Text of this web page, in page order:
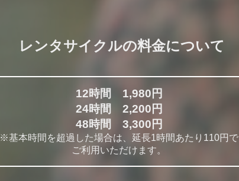
レンタサイクルの料金について
12時間 1,980円
24時間 2,200円
48時間 3,300円
※基本時間を超過した場合は、 延長1時間あたり110円で
ご利用いただけます。